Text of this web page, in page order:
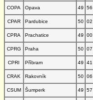
COPA
Opava 49 56
CPAR
Pardubice 50 02
CPRA
Prachatice 49 00
CPRG
Praha 50 07
CPRI
Příbram 49 41
CRAK
Rakovník 50 06
CSUM
Šumperk 49 57